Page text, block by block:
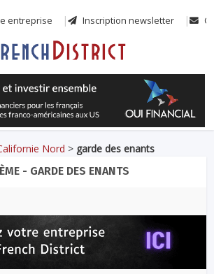
entreprise Inscription newsletter
Nord > garde des enants
- GARDE DES ENANTS